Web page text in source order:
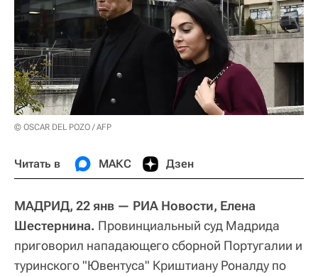
© OSCAR DEL POZO / AFP
Читать в МАКС Дзен
МАДРИД, 22 янв — РИА Новости, Елена
Шестернина. Провинциальный суд Мадрида
приговорил нападающего сборной Португалии и
туринского "Ювентуса" Криштиану Роналду по